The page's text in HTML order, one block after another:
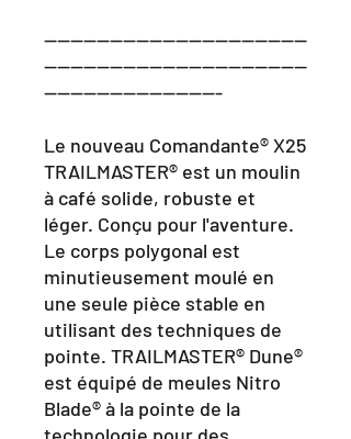
----------------------------------------
----------------------------------------
---------------------------
Le nouveau Comandante® X25
TRAILMASTER® est un moulin
à café solide, robuste et
léger. Conçu pour l'aventure.
Le corps polygonal est
minutieusement moulé en
une seule pièce stable en
utilisant des techniques de
pointe. TRAILMASTER® Dune®
est équipé de meules Nitro
Blade® à la pointe de la